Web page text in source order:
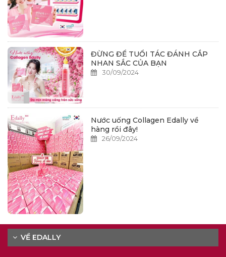
ĐỪNG ĐỂ TUỔI TÁC ĐÁNH CẮP
NHAN SẮC CỦA BẠN
30/09/2024
Nước uống Collagen Edally về
hàng rồi đây!
26/09/2024
VỀ EDALLY